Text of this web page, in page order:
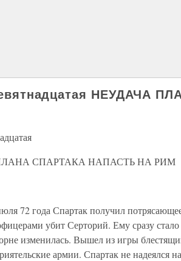
НЕУДАЧА
СПАРТАКА НАПАСТЬ НА РИМ
72 года Спартак получил
убит Серторий. Ему сразу стало
изменилась. Вышел из игры
армии. Спартак не надеялся